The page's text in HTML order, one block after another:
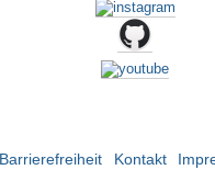
Barrierefreiheit Kontakt